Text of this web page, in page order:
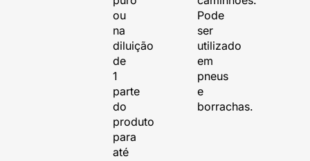
ou
na
diluição
de
1
parte
do
produto
para
até
Pode
ser
utilizado
em
pneus
e
borrachas.